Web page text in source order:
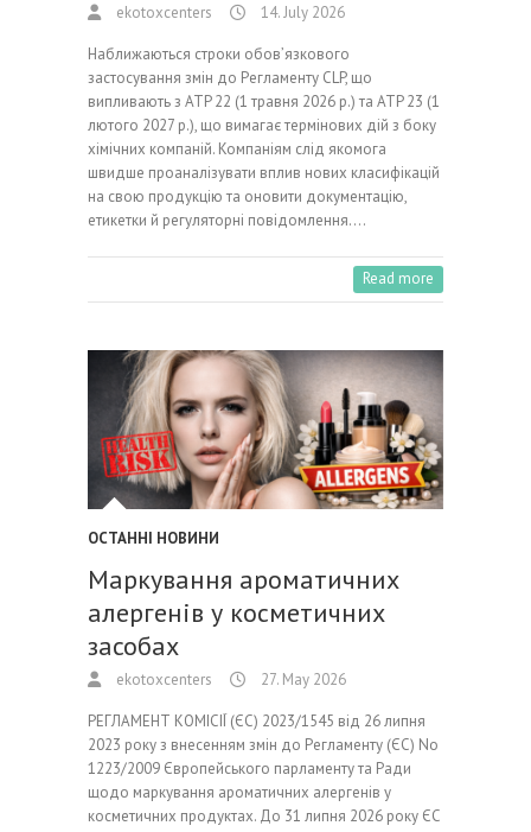
ekotoxcenters 14. July 2026
Наближаються строки обов’язкового
застосування змін до Регламенту CLP, що
випливають з ATP 22 (1 травня 2026 р.) та ATP 23 (1
лютого 2027 р.), що вимагає термінових дій з боку
хімічних компаній. Компаніям слід якомога
швидше проаналізувати вплив нових класифікацій
на свою продукцію та оновити документацію,
етикетки й регуляторні повідомлення.…
Read more
ОСТАННІ НОВИНИ
Маркування ароматичних
алергенів у косметичних
засобах
ekotoxcenters 27. May 2026
РЕГЛАМЕНТ КОМІСІЇ (ЄС) 2023/1545 від 26 липня
2023 року з внесенням змін до Регламенту (ЄС) No
1223/2009 Європейського парламенту та Ради
щодо маркування ароматичних алергенів у
косметичних продуктах. До 31 липня 2026 року ЄС